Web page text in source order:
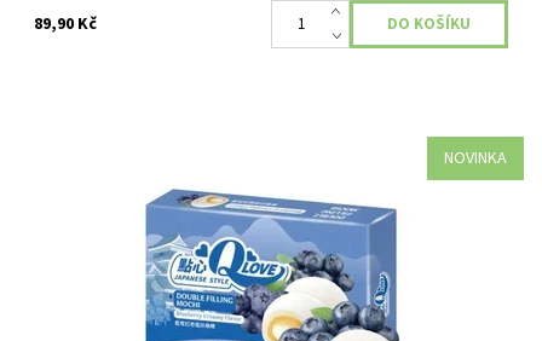
89,90 Kč
NOVINKA
Skladem